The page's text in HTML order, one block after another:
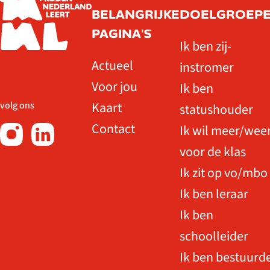
volg ons
BELANGRIJKE
PAGINA'S
Actueel
Voor jou
Kaart
Contact
Ik ben zij-
instromer
Ik ben
statushouder
Ik wil meer/
voor de klas
Ik zit op vo/mbo
Ik ben leraar
Ik ben
schoolleider
Ik ben